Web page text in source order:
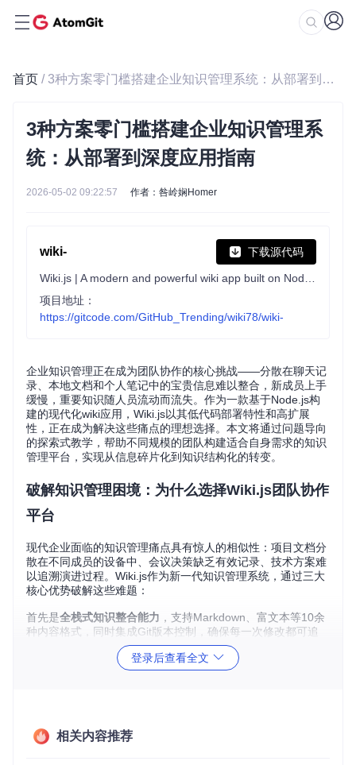
首页 / 3种方案零门槛搭建企业知识管理系统：从部署到深度应用指南
3种方案零门槛搭建企业知识管理系
统：从部署到深度应用指南
2026-05-02 09:22:57 作者：咎岭娴Homer
wiki- 下载源代码
项目地址：
https://gitcode.com/GitHub_Trending/wiki78/wiki-
企业知识管理正在成为团队协作的核心挑战——分散在聊天记
录、本地文档和个人笔记中的宝贵信息难以整合，新成员上手
缓慢，重要知识随人员流动而流失。作为一款基于Node.js构
建的现代化wiki应用，Wiki.js以其低代码部署特性和高扩展
性，正在成为解决这些痛点的理想选择。本文将通过问题导向
的探索式教学，帮助不同规模的团队构建适合自身需求的知识
管理平台，实现从信息碎片化到知识结构化的转变。
破解知识管理困境：为什么选择Wiki.js团队协作
平台
现代企业面临的知识管理痛点具有惊人的相似性：项目文档分
散在不同成员的设备中、会议决策缺乏有效记录、技术方案难
以追溯演进过程。Wiki.js作为新一代知识管理系统，通过三大
核心优势破解这些难题：
首先是全栈式知识整合能力 ，支持Markdown、富文本等10余
种内容格式，同时集成Git版本控制，确保每一次修改都可追
精细化权限管理，通过用户组和页面级权限设置，
既能保障核心知识安全，又能实现灵活的协作共享。最后是
，从存储后端到编辑器类型，从认证方式到搜索
图1：Wiki.js知识管理系统架构示意图，展示了其模块化设计
如何支持企业级知识管理需求
登录后查看全文
相关内容推荐